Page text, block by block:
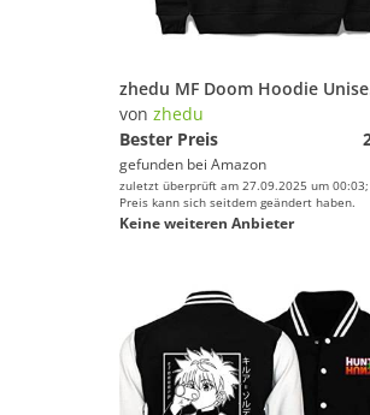
von zhedu
Bester Preis
gefunden bei Amazon
zuletzt überprüft am 27.09.2025 um
Preis kann sich seitdem geändert haben.
Keine weiteren Anbieter